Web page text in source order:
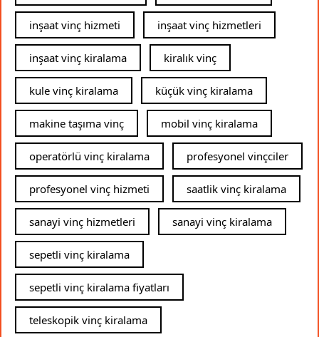
inşaat vinç hizmeti inşaat vinç hizmetleri
inşaat vinç kiralama kiralık vinç
kule vinç kiralama küçük vinç kiralama
makine taşıma vinç mobil vinç kiralama
operatörlü vinç kiralama profesyonel vinçciler
profesyonel vinç hizmeti saatlik vinç kiralama
sanayi vinç hizmetleri sanayi vinç kiralama
sepetli vinç kiralama
sepetli vinç kiralama fiyatları
teleskopik vinç kiralama